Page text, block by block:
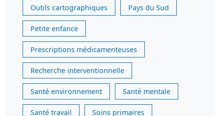
Outils cartographiques Pays du Sud
Petite enfance
Prescriptions médicamenteuses
Recherche interventionnelle
Santé environnement Santé mentale
Santé travail Soins primaires